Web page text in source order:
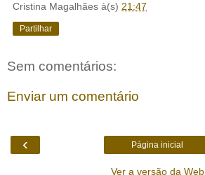
Cristina Magalhães à(s) 21:47
Partilhar
Sem comentários:
Enviar um comentário
‹ Página inicial
Ver a versão da Web